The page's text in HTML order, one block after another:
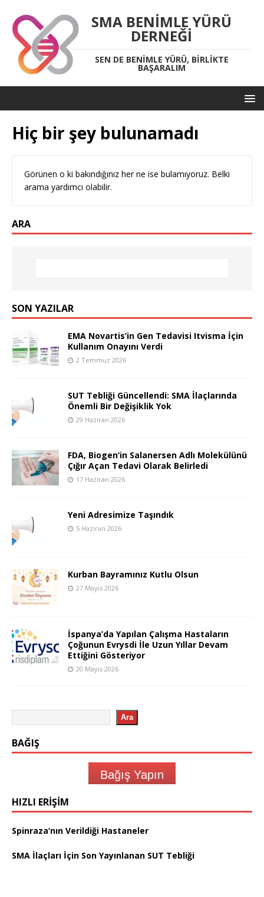
SMA BENIMLE YÜRÜ
DERNEĞI
SEN DE BENIMLE YÜRÜ, BIRLIKTE
BAŞARALIM
Hiç bir şey bulunamadı
Görünen o ki bakındığınız her ne ise bulamıyoruz. Belki
arama yardımcı olabilir.
ARA
SON YAZILAR
EMA Novartis’in Gen Tedavisi Itvisma İçin
Kullanım Onayını Verdi
2 Temmuz 2026
SUT Tebliği Güncellendi: SMA İlaçlarında
Önemli Bir Değişiklik Yok
29 Haziran 2026
FDA, Biogen’in Salanersen Adlı Molekülünü
Çığır Açan Tedavi Olarak Belirledi
17 Haziran 2026
Yeni Adresimize Taşındık
5 Haziran 2026
Kurban Bayramınız Kutlu Olsun
27 Mayıs 2026
İspanya’da Yapılan Çalışma Hastaların
Çoğunun Evrysdi İle Uzun Yıllar Devam
Ettiğini Gösteriyor
20 Mayıs 2026
Ara
BAĞIŞ
Bağış Yapın
HIZLI ERIŞIM
Spinraza’nın Verildiği Hastaneler
SMA İlaçları İçin Son Yayınlanan SUT Tebliği